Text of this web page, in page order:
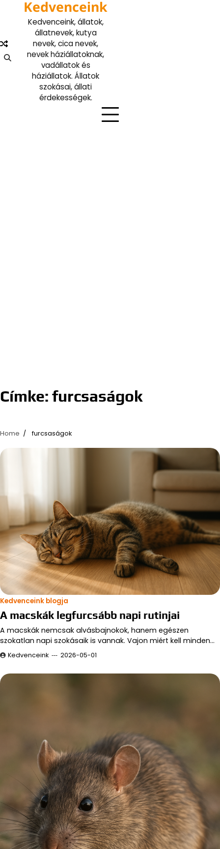
Kedvenceink
Kedvenceink, állatok,
állatnevek, kutya
nevek, cica nevek,
nevek háziállatoknak,
vadállatok és
háziállatok. Állatok
szokásai, állati
érdekességek.
Címke: furcsaságok
Home furcsaságok
Kedvenceink blogja
A macskák legfurcsább napi rutinjai
A macskák nemcsak alvásbajnokok, hanem egészen
szokatlan napi szokásaik is vannak. Vajon miért kell minden…
Kedvenceink 2026-05-01